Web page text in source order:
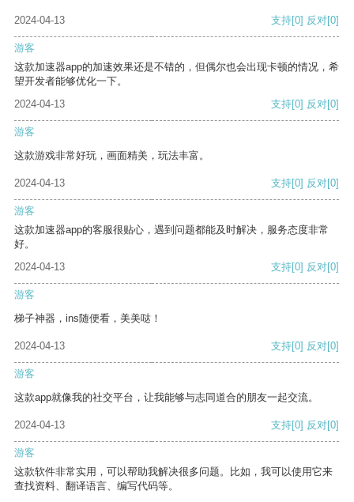
2024-04-13 支持[0] 反对[0]
游客
这款加速器app的加速效果还是不错的，但偶尔也会出现卡顿的情况，希
望开发者能够优化一下。
2024-04-13
支持[0] 反对[0]
游客
这款游戏非常好玩，画面精美，玩法丰富。
2024-04-13 支持[0] 反对[0]
游客
这款加速器app的客服很贴心，遇到问题都能及时解决，服务态度非常
好。
2024-04-13
支持[0] 反对[0]
游客
梯子神器，ins随便看，美美哒！
2024-04-13 支持[0] 反对[0]
游客
这款app就像我的社交平台，让我能够与志同道合的朋友一起交流。
2024-04-13 支持[0] 反对[0]
游客
这款软件非常实用，可以帮助我解决很多问题。比如，我可以使用它来
查找资料、翻译语言、编写代码等。